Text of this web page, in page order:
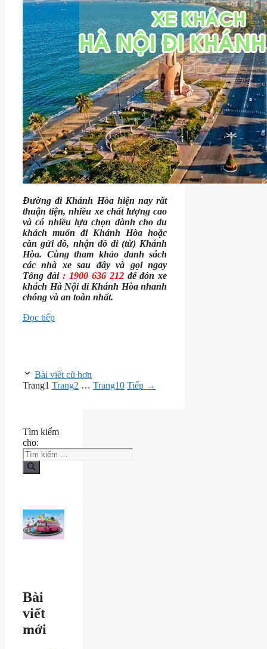
Đường đi Khánh Hòa hiện nay rất
thuận tiện, nhiều xe chất lượng cao
và có nhiều lựa chọn dành cho du
khách muốn đi Khánh Hòa hoặc
cần gửi đồ, nhận đồ đi (từ) Khánh
Hòa. Cùng tham khảo danh sách
các nhà xe sau đây và gọi ngay
Tổng đài : 1900 636 212để đón xe
khách Hà Nội đi Khánh Hòa nhanh
chóng và an toàn nhất.
Đọc tiếp
Bài viết cũ hơn
Trang1 Trang2 … Trang10 Tiếp →
Tìm kiếm
cho:
Bài
viết
mới